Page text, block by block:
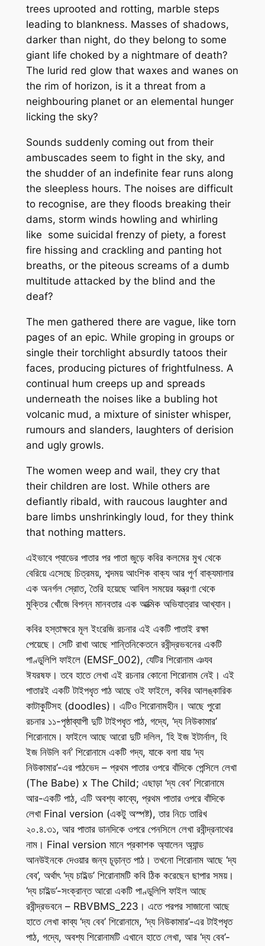
trees uprooted and rotting, marble steps
leading to blankness. Masses of shadows,
darker than night, do they belong to some
giant life choked by a nightmare of death?
The lurid red glow that waxes and wanes on
the rim of horizon, is it a threat from a
neighbouring planet or an elemental hunger
licking the sky?
Sounds suddenly coming out from their
ambuscades seem to fight in the sky, and
the shudder of an indefinite fear runs along
the sleepless hours. The noises are difficult
to recognise, are they floods breaking their
dams, storm winds howling and whirling
like some suicidal frenzy of piety, a forest
fire hissing and crackling and panting hot
breaths, or the piteous screams of a dumb
multitude attacked by the blind and the
deaf?
The men gathered there are vague, like torn
pages of an epic. While groping in groups or
single their torchlight absurdly tatoos their
faces, producing pictures of frightfulness. A
continual hum creeps up and spreads
underneath the noises like a bubling hot
volcanic mud, a mixture of sinister whisper,
rumours and slanders, laughters of derision
and ugly growls.
The women weep and wail, they cry that
their children are lost. While others are
defiantly ribald, with raucous laughter and
bare limbs unshrinkingly loud, for they think
that nothing matters.
এইভাবে প্যাডের পাতার পর পাতা জুড়ে কবির কলমের মুখ থেকে
বেরিয়ে এসেছে চিত্রময়, শব্দময় আংশিক বাক্য আর পূর্ণ বাক্যমালার
এক অনর্গল স্রোত, তৈরি হয়েছে আবিল সময়ের যন্ত্রণা থেকে
মুক্তির খোঁজে বিপন্ন মানবতার এক আত্মিক অভিযাত্রার আখ্যান।
কবির হস্তাক্ষরে মূল ইংরেজি রচনার এই একটি পাতাই রক্ষা
পেয়েছে। সেটি রাখা আছে শান্তিনিকেতনে রবীন্দ্রভবনের একটি
পাণ্ডুলিপি ফাইলে (EMSF_002), যেটির শিরোনাম ঞযব
ঈযরষফ। তবে হাতে লেখা এই রচনার কোনো শিরোনাম নেই। এই
পাতারই একটি টাইপধৃত পাঠ আছে ওই ফাইলে, কবির আলঙ্কারিক
কাটাকুটিসহ (doodles)। এটিও শিরোনামহীন। আছে পুরো
রচনার ১১-পৃষ্ঠাব্যাপী দুটি টাইপধৃত পাঠ, গদ্যে, ‘দ্য নিউকামার’
শিরোনামে। ফাইলে আছে আরো দুটি দলিল, ‘হি ইজ ইটার্নাল, হি
ইজ নিউলি বর্ন’ শিরোনামে একটি গদ্য, যাকে বলা যায় ‘দ্য
নিউকামার’-এর পাঠভেদ – প্রথম পাতার ওপরে বাঁদিকে পেন্সিলে লেখা
(The Babe) x The Child; এছাড়া ‘দ্য বেব’ শিরোনামে
আর-একটি পাঠ, এটি অবশ্য কাব্যে, প্রথম পাতার ওপরে বাঁদিকে
লেখা Final version (একটু অস্পষ্ট), তার নিচে তারিখ
২০.৪.৩১, আর পাতার ডানদিকে ওপরে পেনসিলে লেখা রবীন্দ্রনাথের
নাম। Final version মানে প্রকাশক অ্যালেন অ্যান্ড
আনউইনকে দেওয়ার জন্য চূড়ান্ত পাঠ। তখনো শিরোনাম আছে ‘দ্য
বেব’, অর্থাৎ ‘দ্য চাইল্ড’ শিরোনামটি কবি ঠিক করেছেন ছাপার সময়।
‘দ্য চাইল্ড’-সংক্রান্ত আরো একটি পাণ্ডুলিপি ফাইল আছে
রবীন্দ্রভবনে – RBVBMS_223। এতে পরপর সাজানো আছে
হাতে লেখা কাব্য ‘দ্য বেব’ শিরোনামে, ‘দ্য নিউকামার’-এর টাইপধৃত
পাঠ, গদ্যে, অবশ্য শিরোনামটি এখানে হাতে লেখা, আর ‘দ্য বেব’-